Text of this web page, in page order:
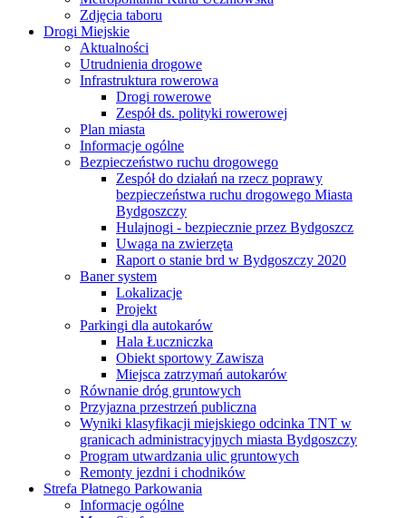
Zdjęcia taboru
Drogi Miejskie
Aktualności
Utrudnienia drogowe
Infrastruktura rowerowa
Drogi rowerowe
Zespół ds. polityki rowerowej
Plan miasta
Informacje ogólne
Bezpieczeństwo ruchu drogowego
Zespół do działań na rzecz poprawy
bezpieczeństwa ruchu drogowego Miasta
Bydgoszczy
Hulajnogi - bezpiecznie przez Bydgoszcz
Uwaga na zwierzęta
Raport o stanie brd w Bydgoszczy 2020
Baner system
Lokalizacje
Projekt
Parkingi dla autokarów
Hala Łuczniczka
Obiekt sportowy Zawisza
Miejsca zatrzymań autokarów
Równanie dróg gruntowych
Przyjazna przestrzeń publiczna
Wyniki klasyfikacji miejskiego odcinka TNT w
granicach administracyjnych miasta Bydgoszczy
Program utwardzania ulic gruntowych
Remonty jezdni i chodników
Strefa Płatnego Parkowania
Informacje ogólne